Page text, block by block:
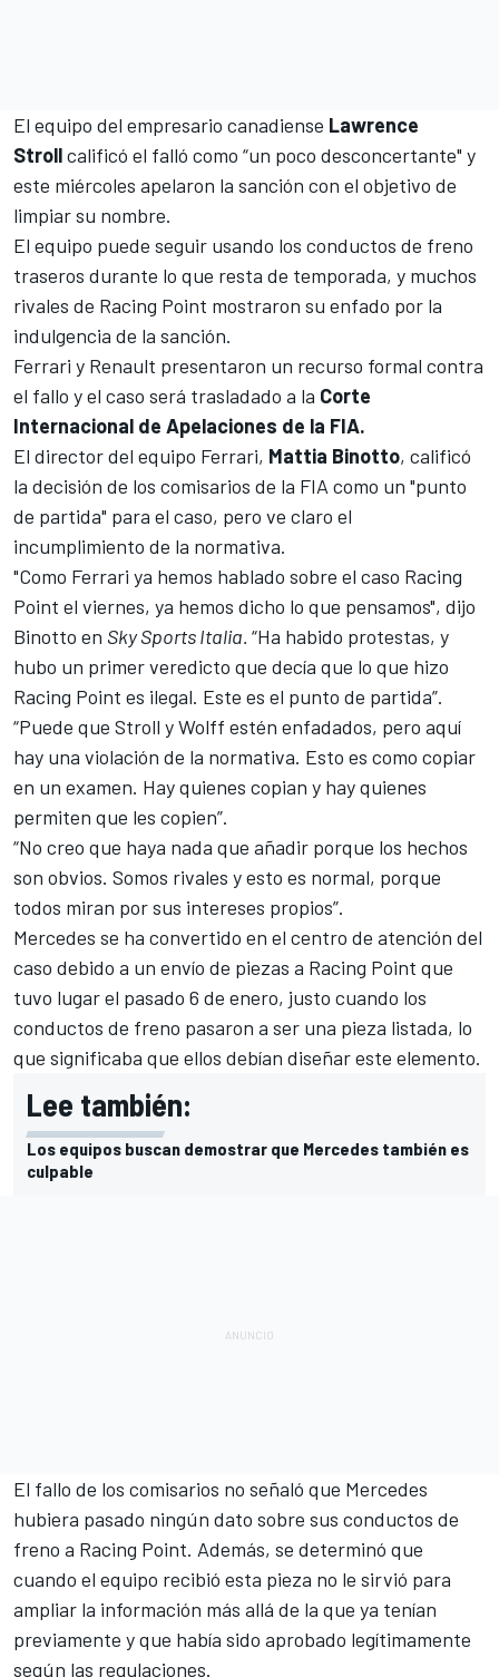
El equipo del empresario canadiense Lawrence
Strollcalificó el falló como “un poco desconcertante" y
este miércoles apelaron la sanción con el objetivo de
limpiar su nombre.
El equipo puede seguir usando los conductos de freno
traseros durante lo que resta de temporada, y muchos
rivales de Racing Point mostraron su enfado por la
indulgencia de la sanción.
Ferrari y Renault presentaron un recurso formal contra
el fallo yel caso será trasladado a la Corte
Internacional de Apelaciones de la FIA.
El director del equipo Ferrari, Mattia Binotto, calificó
la decisión de los comisarios de la FIA como un "punto
de partida" para el caso, pero ve claro el
incumplimiento de la normativa.
"Como Ferrari ya hemos hablado sobre el caso Racing
Point el viernes, ya hemos dicho lo que pensamos", dijo
Binotto en Sky Sports Italia. “Ha habido protestas, y
hubo un primer veredicto que decía que lo que hizo
Racing Point es ilegal. Este es el punto de partida”.
“Puede que Stroll y Wolff estén enfadados, pero aquí
hay una violación de la normativa. Esto es como copiar
en un examen. Hay quienes copian y hay quienes
permiten que les copien”.
“No creo que haya nada que añadir porque los hechos
son obvios. Somos rivales y esto es normal, porque
todos miran por sus intereses propios”.
Mercedes se ha convertido en el centro de atención del
caso debido a un envío de piezas a Racing Point que
tuvo lugar el pasado 6 de enero, justo cuando los
conductos de freno pasaron a ser una pieza listada, lo
que significaba que ellos debían diseñar este elemento.
Lee también:
Los equipos buscan demostrar que Mercedes también es
culpable
El fallo de los comisarios no señaló que Mercedes
hubiera pasado ningún dato sobre sus conductos de
freno a Racing Point. Además, se determinó que
cuando el equipo recibió esta pieza no le sirvió para
ampliar la información más allá de la que ya tenían
previamente y que había sido aprobado legítimamente
según las regulaciones.